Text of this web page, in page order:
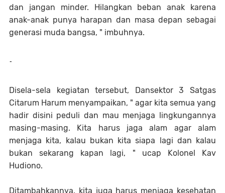
dan jangan minder. Hilangkan beban anak karena
anak-anak punya harapan dan masa depan sebagai
generasi muda bangsa, " imbuhnya.
-
Disela-sela kegiatan tersebut, Dansektor 3 Satgas
Citarum Harum menyampaikan, " agar kita semua yang
hadir disini peduli dan mau menjaga lingkungannya
masing-masing. Kita harus jaga alam agar alam
menjaga kita, kalau bukan kita siapa lagi dan kalau
bukan sekarang kapan lagi, " ucap Kolonel Kav
Hudiono.
Ditambahkannya, kita juga harus menjaga kesehatan